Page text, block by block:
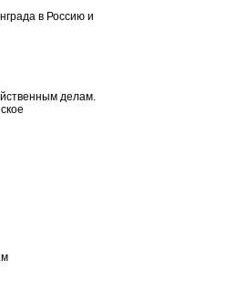
в Россию и
делам.